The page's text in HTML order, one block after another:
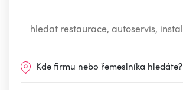
Kde firmu nebo řemeslníka hledáte?